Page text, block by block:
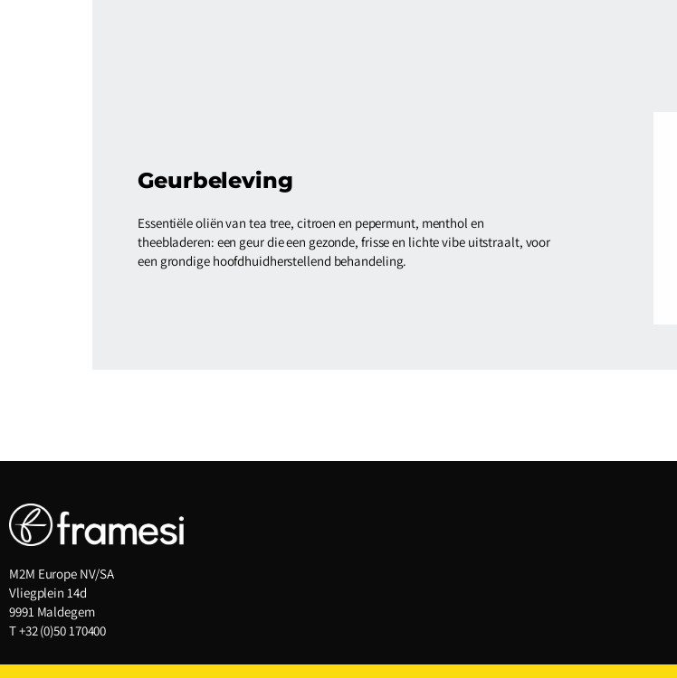
Geurbeleving
Essentiële oliën van tea tree, citroen en pepermunt, menthol en
theebladeren: een geur die een gezonde, frisse en lichte vibe uitstraalt, voor
een grondige hoofdhuidherstellend behandeling.
M2M Europe NV/SA
Vliegplein 14d
9991 Maldegem
T+32 (0)50 170400